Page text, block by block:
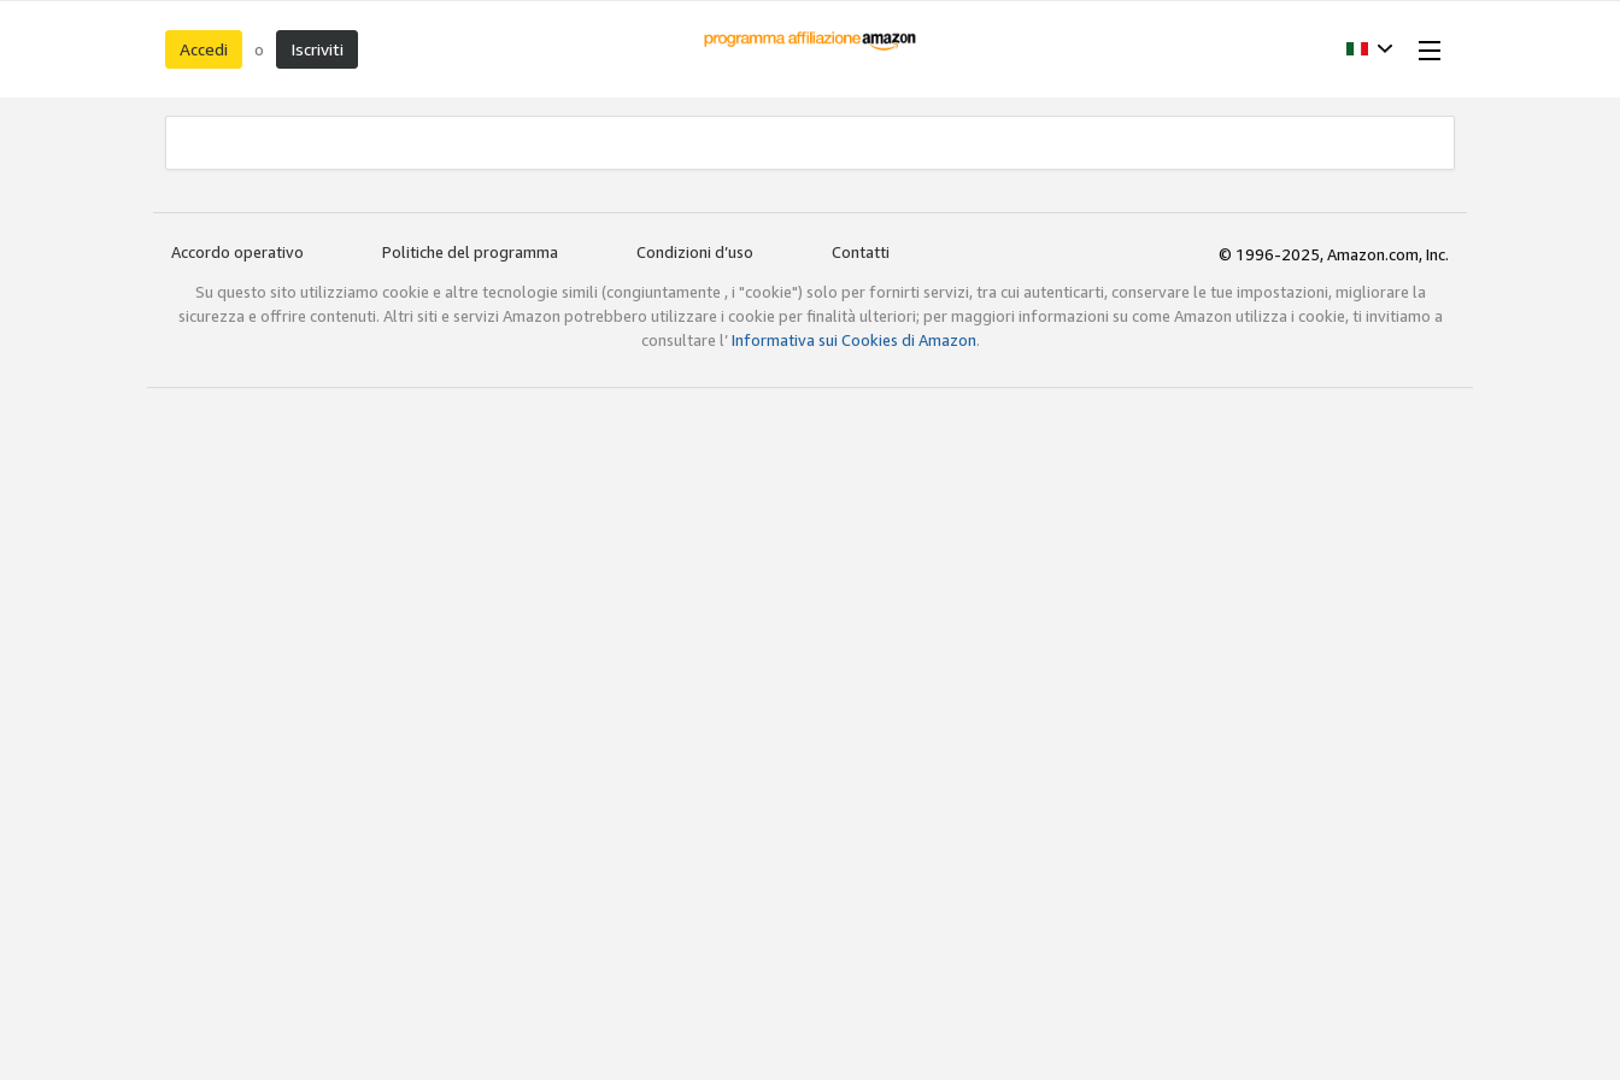
Accedi o Iscriviti
Accordo operativo Politiche del programma Condizioni d’uso Contatti
© 1996-2025, Amazon.com, Inc.
Su questo sito utilizziamo cookie e altre tecnologie simili (congiuntamente , i "cookie") solo per fornirti servizi, tra cui autenticarti, conservare le tue impostazioni, migliorare la
sicurezza e offrire contenuti. Altri siti e servizi Amazon potrebbero utilizzare i cookie per finalità ulteriori; per maggiori informazioni su come Amazon utilizza i cookie, ti invitiamo a
consultare l’Informativa sui Cookies di Amazon.